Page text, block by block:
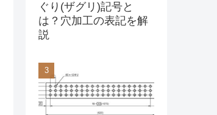
ぐり(ザグリ)記号と
は？穴加工の表記を解
説